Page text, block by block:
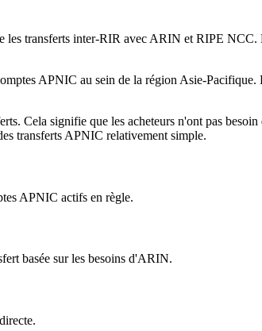
les transferts inter-RIR avec ARIN et RIPE
APNIC au sein de la région Asie-Pacifique.
Cela signifie que les acheteurs n'ont pas
transferts APNIC relativement simple.
APNIC actifs en règle.
basée sur les besoins d'ARIN.